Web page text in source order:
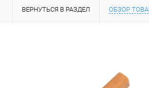
ВЕРНУТЬСЯ В РАЗДЕЛ ОБЗОР